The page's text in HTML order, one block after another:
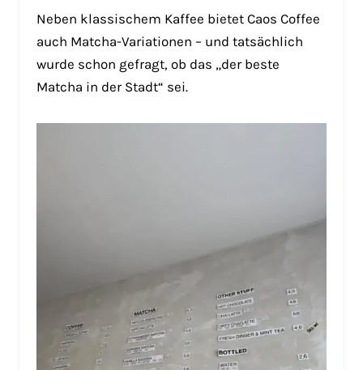
Neben klassischem Kaffee bietet Caos Coffee
auch Matcha-Variationen – und tatsächlich
wurde schon gefragt, ob das „der beste
Matcha in der Stadt“ sei.